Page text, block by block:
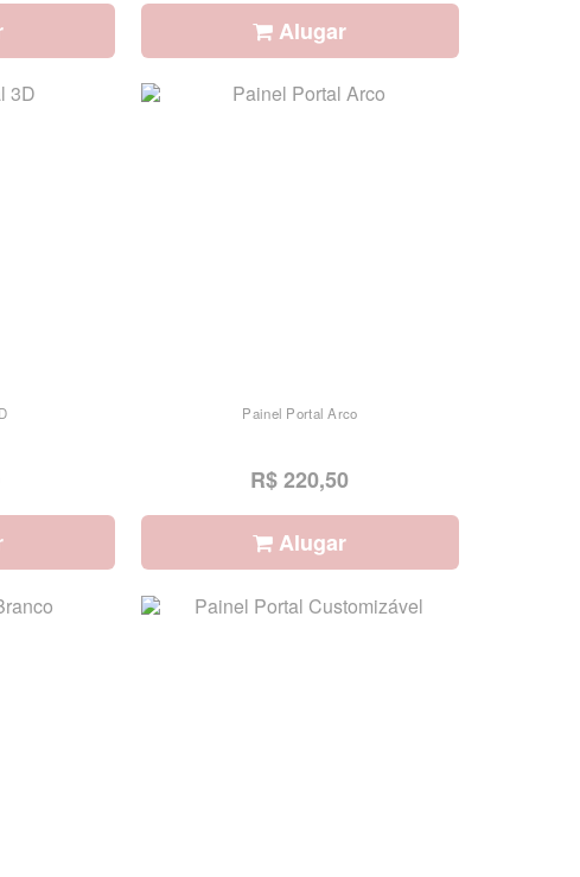
Alugar
Painel Portal Arco
R$ 220,50
Alugar